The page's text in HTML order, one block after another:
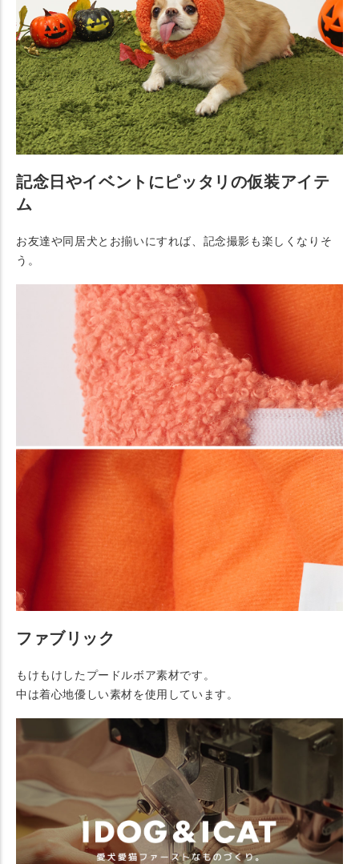
記念日やイベントにピッタリの仮装アイテ
ム
お友達や同居犬とお揃いにすれば、記念撮影も楽しくなりそ
う。
ファブリック
もけもけしたプードルボア素材です。
中は着心地優しい素材を使用しています。